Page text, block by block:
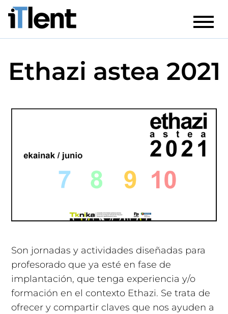
Ethazi astea 2021
Son jornadas y actividades diseñadas para
profesorado que ya esté en fase de
implantación, que tenga experiencia y/o
formación en el contexto Ethazi. Se trata de
ofrecer y compartir claves que nos ayuden a